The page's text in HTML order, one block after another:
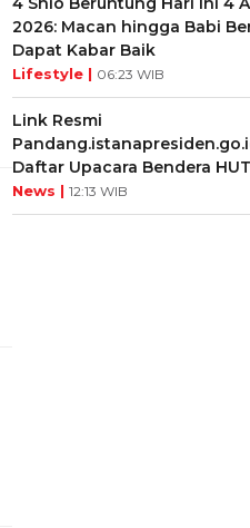
2026: Macan hingga Babi
Dapat Kabar Baik
Lifestyle | 06:23 WIB
Link Resmi
Daftar Upacara Bendera
Istana Negara
News | 12:13 WIB